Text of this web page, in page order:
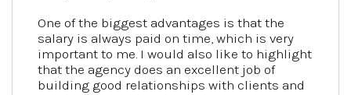
One of the biggest advantages is that the
salary is always paid on time, which is very
important to me. I would also like to highlight
that the agency does an excellent job of
building good relationships with clients and